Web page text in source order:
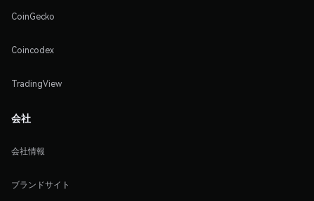
CoinGecko
Coincodex
TradingView
会社
会社情報
ブランドサイト